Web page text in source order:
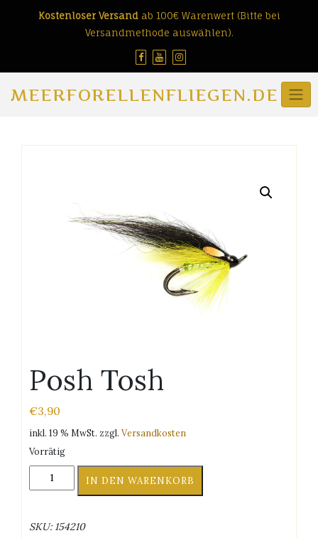
Kostenloser Versandab 100€ Warenwert (Bitte bei
Versandmethode auswählen).
MEERFORELLENFLIEGEN.DE
Posh Tosh
€3,90
inkl. 19 % MwSt. zzgl. Versandkosten
Vorrätig
Posh
Tosh
IN DEN WARENKORB
SKU: 154210